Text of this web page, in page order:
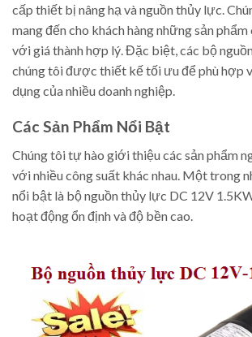
cấp thiết bị nâng hạ và nguồn thủy lực.
mang đến cho khách hàng những sản
với giá thành hợp lý. Đặc biệt, các bộ
chúng tôi được thiết kế tối ưu để phù hợp
dụng của nhiều doanh nghiệp.
Các Sản Phẩm Nổi Bật
Chúng tôi tự hào giới thiệu các sản phẩm
với nhiều công suất khác nhau. Một trong
nổi bật là bộ nguồn thủy lực DC 12V
hoạt động ổn định và độ bền cao.